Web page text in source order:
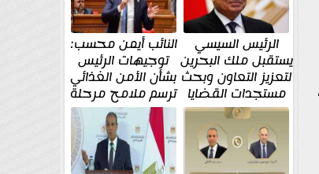
الرئيس السيسي
يستقبل ملك البحرين
لتعزيز التعاون وبحث
مستجدات القضايا
الإقليمية والدولية
النائب أيمن محسب:
توجيهات الرئيس
بشأن الأمن الغذائي
ترسم ملامح مرحلة
جديدة